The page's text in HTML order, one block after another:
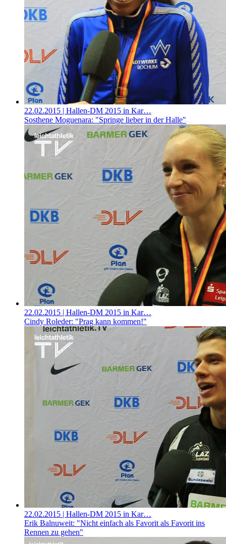
22.02.2015 | Hallen-DM 2015 in Kar…
Sosthene Moguenara: "Springe lieber in der Halle"
22.02.2015 | Hallen-DM 2015 in Kar…
Cindy Roleder: "Prag kann kommen!"
22.02.2015 | Hallen-DM 2015 in Kar…
Erik Balnuweit: "Nicht einfach als Favorit als Favorit ins
Rennen zu gehen"